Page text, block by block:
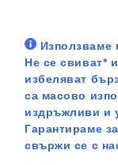
Използваме
Не се свиват*
избеляват
са масово
издръжливи и
Гарантираме
свържи се с